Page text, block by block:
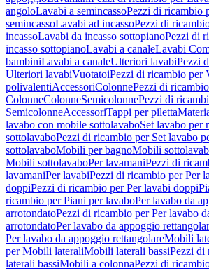
angoloLavabi a semincassoPezzi di ricambio
semincassoLavabi ad incassoPezzi di
incassoLavabi da incasso sottopianoPezzi di
incasso sottopianoLavabi a canaleLavabi
bambiniLavabi a canaleUlteriori lavabiPezzi
Ulteriori lavabiVuotatoiPezzi di ricambio per
polivalentiAccessoriColonnePezzi di
ColonneColonneSemicolonnePezzi di
SemicolonneAccessoriTappi per piletta
lavabo con mobile sottolavaboSet lavabo per
sottolavaboPezzi di ricambio per Set lavabo
sottolavaboMobili per bagnoMobili
Mobili sottolavaboPer lavamaniPezzi di
lavamaniPer lavabiPezzi di ricambio per Per
doppiPezzi di ricambio per Per lavabi doppi
ricambio per Piani per lavaboPer lavabo da
arrotondatoPezzi di ricambio per Per lavabo
arrotondatoPer lavabo da appoggio
Per lavabo da appoggio rettangolareMobili
per Mobili lateraliMobili laterali bassiPezzi di
laterali bassiMobili a colonnaPezzi di